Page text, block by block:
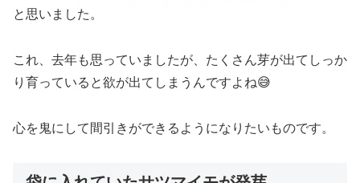
と思いました。
これ、去年も思っていましたが、たくさん芽が出てしっか
り育っていると欲が出てしまうんですよね😅
心を鬼にして間引きができるようになりたいものです。